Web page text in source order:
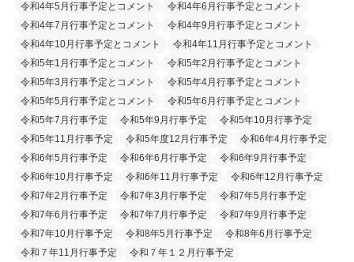
令和4年5月行事予定とコメント
令和4年6月行事予定とコメント
令和4年7月行事予定とコメント
令和4年9月行事予定とコメント
令和4年10月行事予定とコメント
令和4年11月行事予定とコメント
令和5年1月行事予定とコメント
令和5年2月行事予定とコメント
令和5年3月行事予定とコメント
令和5年4月行事予定とコメント
令和5年5月行事予定とコメント
令和5年6月行事予定とコメント
令和5年7月行事予定
令和5年9月行事予定
令和5年10月行事予定
令和5年11月行事予定
令和5年度12月行事予定
令和6年4月行事予定
令和6年5月行事予定
令和6年6月行事予定
令和6年9月行事予定
令和6年10月行事予定
令和6年11月行事予定
令和6年12月行事予定
令和7年2月行事予定
令和7年3月行事予定
令和7年5月行事予定
令和7年6月行事予定
令和7年7月行事予定
令和7年9月行事予定
令和7年10月行事予定
令和8年5月行事予定
令和8年6月行事予定
令和７年11月行事予定
令和７年１２月行事予定